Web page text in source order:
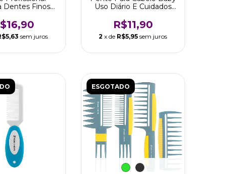
Dentes Finos
sem juros
Uso Diário E Cuidados
R$11,90
2 x de R$5,95 sem juros
ESGOTADO